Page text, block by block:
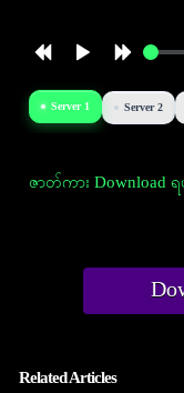
Server 1 Server 2
ဇာတ်ကား Download
Related Articles